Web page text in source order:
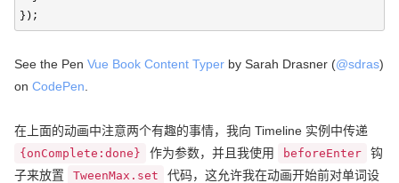
});
See the Pen Vue Book Content Typer by Sarah Drasner (@sdras)
on CodePen
在上面的动画中注意两个有趣的事情，我向 Timeline 实例中传递
{onComplete:done} 作为参数，并且我使用 beforeEnter
钩
子来放置
TweenMax.set
代码，这允许我在动画开始前对单词设